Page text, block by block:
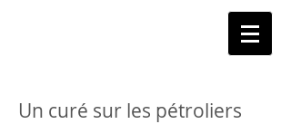
Un curé sur les pétroliers